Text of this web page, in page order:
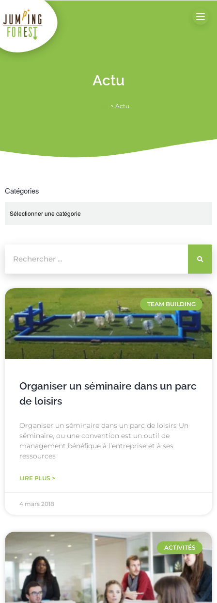
Actu
> Actu
Catégories
TEAM BUILDING
Organiser un séminaire dans un parc
de loisirs
Organiser un séminaire dans un parc de loisirs Un
séminaire, ou une convention est un outil de
management bénéfique à l’entreprise et à ses
ressources
LIRE PLUS >
4 mars 2018
ACTIVITÉS